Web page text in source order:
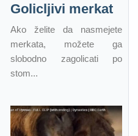
Golicljivi merkat
Ako želite da nasmejete
merkata, možete ga
slobodno zagolicati po
stom...